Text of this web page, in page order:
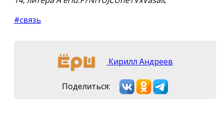
#связь
Кирилл Андреев
Поделиться: